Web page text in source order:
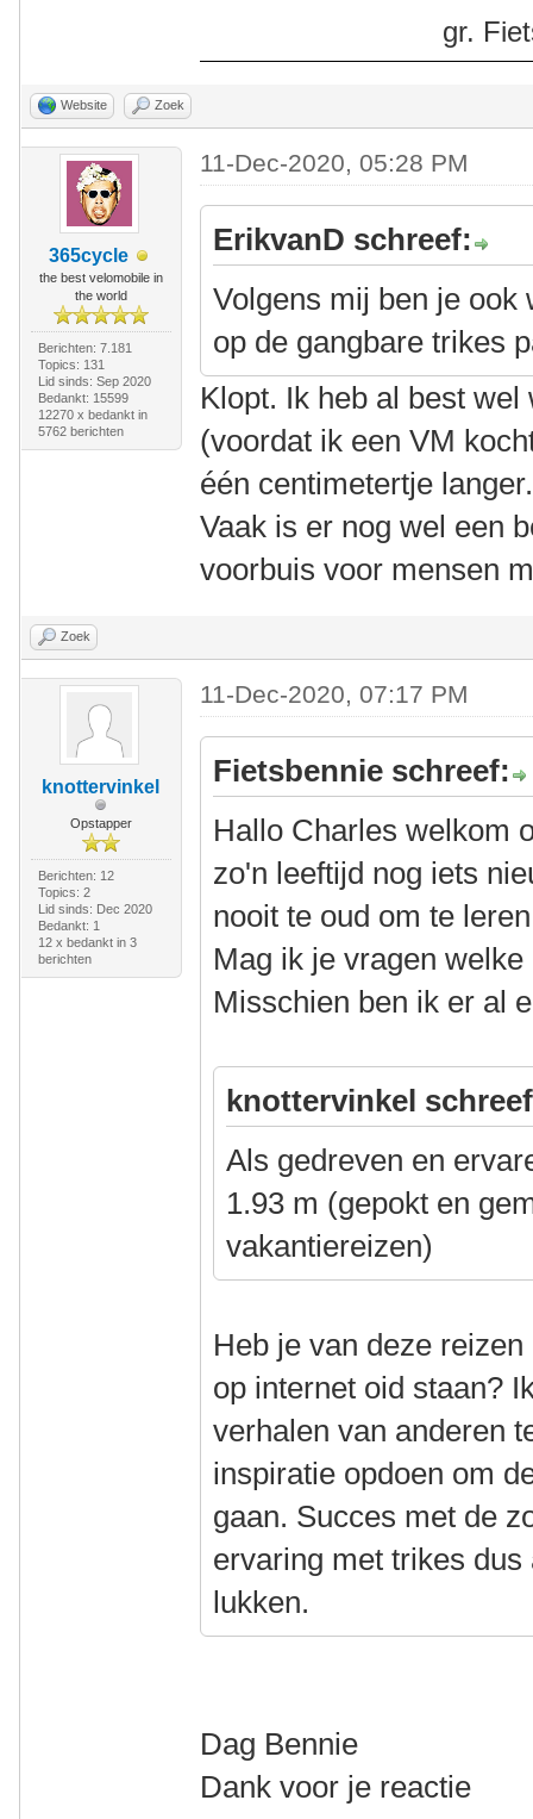
gr.
Website Zoek
365cycle
the best velomobile in
the world
Berichten: 7.181
Topics: 131
Lid sinds: Sep 2020
Bedankt: 15599
12270 x bedankt in
5762 berichten
11-Dec-2020, 05:28 PM
ErikvanD schreef:
Volgens mij ben je ook
op de gangbare trikes
Klopt. Ik heb al best
(voordat ik een VM
één centimetertje langer.
Vaak is er nog wel een
voorbuis voor mensen
Zoek
knottervinkel
Opstapper
Berichten: 12
Topics: 2
Lid sinds: Dec 2020
Bedankt: 1
12 x bedankt in 3
berichten
11-Dec-2020, 07:17 PM
Fietsbennie schreef:
Hallo Charles welkom
zo'n leeftijd nog iets
nooit te oud om te
Mag ik je vragen
Misschien ben ik er al
knottervinkel
Als gedreven en
1.93 m (gepokt en
vakantiereizen)
Heb je van deze
op internet oid staan?
verhalen van anderen
inspiratie opdoen om
gaan. Succes met de
ervaring met trikes
lukken.
Dag Bennie
Dank voor je reactie